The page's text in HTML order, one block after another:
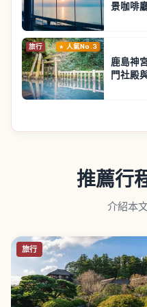
景咖啡
旅行 人氣No.3
鹿島神
門社殿
推薦行
介紹本
旅行